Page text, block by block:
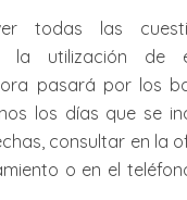
todas las
la utilización de
pasará por los
los días que se
consultar en la
o en el